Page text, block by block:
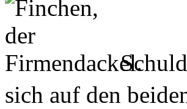
sich auf den